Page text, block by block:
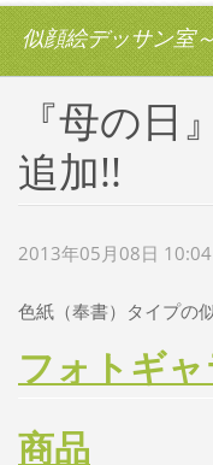
似顔絵デッサン室
『母の日
追加!!
2013年05月08日 10:04
色紙（奉書）タイプの
フォトギ
商品